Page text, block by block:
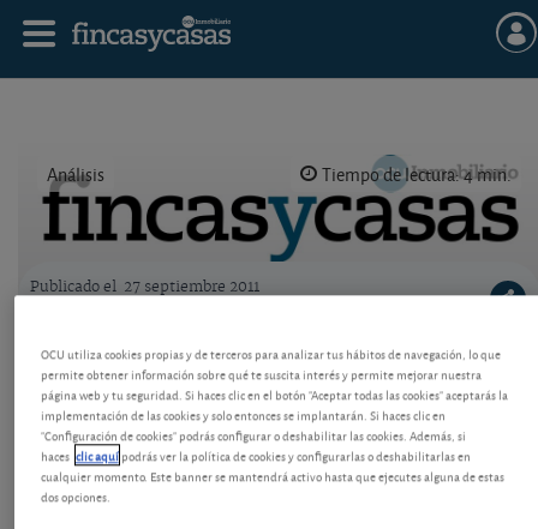
Análisis Tiempo de lectura: 4 min.
Publicado el 27 septiembre 2011
Hipotecas: cambios en los índices de
referencia
Una Orden ministerial en fase de aprobación puede
afectar a los intereses de los consumidores.
OCU utiliza cookies propias y de terceros para analizar tus hábitos de navegación, lo que
permite obtener información sobre qué te suscita interés y permite mejorar nuestra
página web y tu seguridad. Si haces clic en el botón "Aceptar todas las cookies" aceptarás la
implementación de las cookies y solo entonces se implantarán. Si haces clic en
"Configuración de cookies" podrás configurar o deshabilitar las cookies. Además, si
haces clic aquípodrás ver la política de cookies y configurarlas o deshabilitarlas en
cualquier momento. Este banner se mantendrá activo hasta que ejecutes alguna de estas
dos opciones.